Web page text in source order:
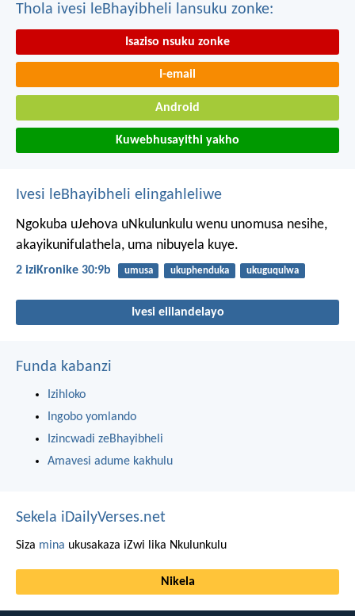
Thola ivesi leBhayibheli lansuku zonke:
Isaziso nsuku zonke
I-email
Android
Kuwebhusayithi yakho
Ivesi leBhayibheli elingahleliwe
Ngokuba uJehova uNkulunkulu wenu unomusa nesihe,
akayikunifulathela, uma nibuyela kuye.
2 iziKronike 30:9b umusa ukuphenduka ukuguqulwa
Ivesi elilandelayo
Funda kabanzi
Izihloko
Ingobo yomlando
Izincwadi zeBhayibheli
Amavesi adume kakhulu
Sekela iDailyVerses.net
Siza mina ukusakaza iZwi lika Nkulunkulu
Nikela